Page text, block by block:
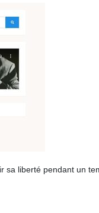
sa liberté pendant un